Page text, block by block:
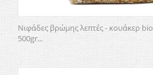
Νιφάδες βρώμης λεπτές - κουάκερ bio
500gr...